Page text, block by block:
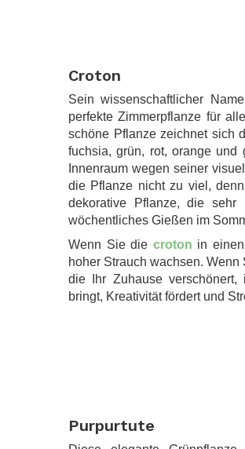
Croton
Sein wissenschaftlicher
perfekte Zimmerpflanze für
schöne Pflanze zeichnet sich
fuchsia, grün, rot, orange
Innenraum wegen seiner
die Pflanze nicht zu viel,
dekorative Pflanze, die
wöchentliches Gießen im
Wenn Sie die croton in
hoher Strauch wachsen.
die Ihr Zuhause
bringt, Kreativität fördert und
Purpurtute